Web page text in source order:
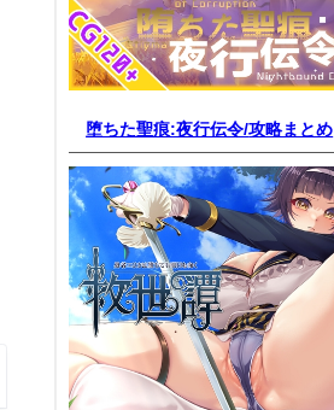
堕ちた聖痕:夜行伝令/攻略まとめ